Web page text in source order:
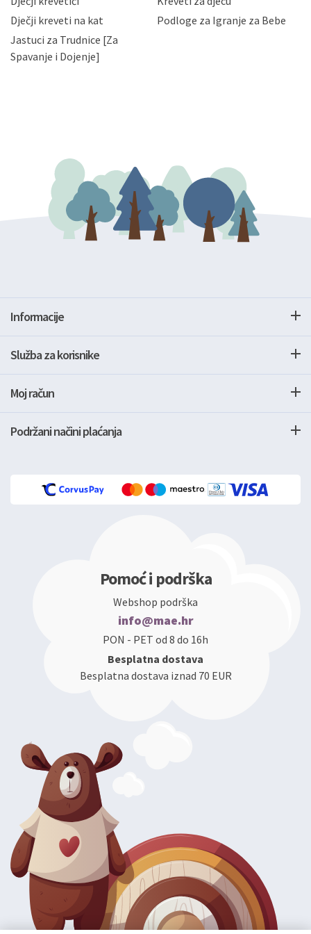
zatražiti prestanak aktivnosti obrade Vaših osobnih
podataka. Opoziv privole možete podnijeti poštom na
gore navedenu adresu ili e-mailom na adresu:
Dječji kreveti na kat
Podloge za Igranje za Bebe
Jastuci za Trudnice [Za
Spavanje i Dojenje]
Informacije
Služba za korisnike
Moj račun
Podržani načini plaćanja
Pomoć i podrška
Webshop podrška
info@mae.hr
PON - PET od 8 do 16h
Besplatna dostava
Besplatna dostava iznad 70 EUR